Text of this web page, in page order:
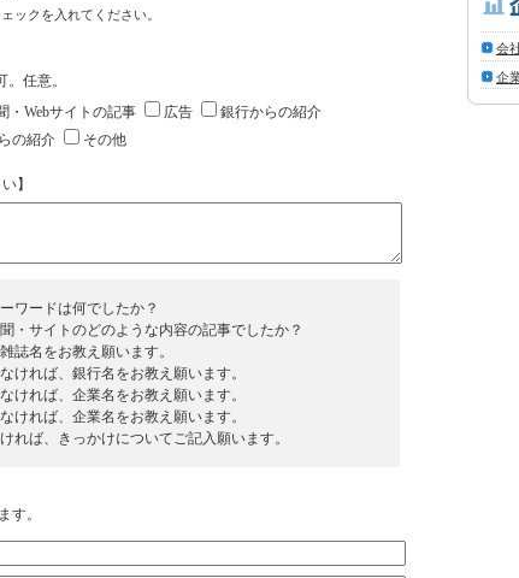
ックを入れてください。
任意。
・Webサイトの記事 広告
銀行からの紹介
の紹介 その他
】
ワードは何でしたか？
・サイトのどのような内容の記事でしたか？
誌名をお教え願います。
ければ、銀行名をお教え願います。
ければ、企業名をお教え願います。
ければ、企業名をお教え願います。
れば、きっかけについてご記入願います。
す。
会
企